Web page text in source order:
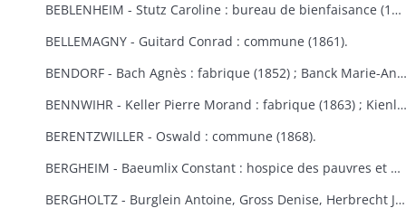
BEBLENHEIM - Stutz Caroline : bureau de bienfaisance (1865-1866).
BELLEMAGNY - Guitard Conrad : commune (1861).
BENDORF - Bach Agnès : fabrique (1852) ; Banck Marie-Anne : commune (1860).
BENNWIHR - Keller Pierre Morand : fabrique (1863) ; Kienlen François Joseph : fabrique (1864) ; Simon Jean André : fabrique (1864).
BERENTZWILLER - Oswald : commune (1868).
BERGHEIM - Baeumlix Constant : hospice des pauvres et bureau de bienfaisance (1868) ; Blumberger Catherine, épouse Spiehlmann : hospice (1854) ; Bisch Catherine, Burruth Ursule : fabrique (1826) ; Dreyfus Salomon : pauvres israélites (1867) ; Einholtz Clément et Antoine : hospice (1833) ; Fleury Marie-Anne, épouse Schmitt : fabrique (1847) ; Frantz Louis : fabrique (1830) ; Fuchs Marie-Louise : fabrique (1809-1813) ; Gerber Georges : bureau de bienfaisance et fabrique (1869-1870) ; Graber Hélène : fabrique et bureau de bienfaisance (1831) ; Graber Jacobé, épouse Maderer : fabrique (1830) ; Herb Joseph : fabrique et hospice (1813-1826) ; Kauffeisen : pauvres (1828) ; Leiehel Martin : bureau de bienfaisance (1869) ; Rumpler Clément : hospice (1841) ; Schmitt Joseph : hospice (1852) ; Schuler Catherine : fabrique (1868) ; Spihlmann Barbe : fabrique (1859) ; Thomas Madeleine : fabrique et pauvres (1841) ; Troestler Joseph : fabrique (1865) ; Umbdenstock Maximin : fabrique (1850) ; Untz Madeleine : fabrique (1869) ; Windoltz Thérèse : fabrique (1847) : Zimmermann Anne-Marie : hospice (1833).
BERGHOLTZ - Burglein Antoine, Gross Denise, Herbrecht Joseph, Peter Joseph, Tresch Maurice, Zissler Xavier : commune (1844) ; Kuntz Charles : fabrique (1867) ; Ruck Michel, Schill Marie-Anne : fabrique (1866).